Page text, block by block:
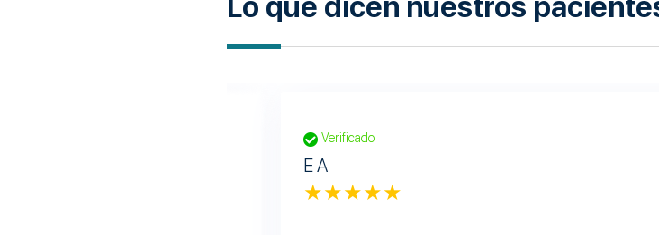
Lo que dicen nuestros
Verificado
E A
★★★★★